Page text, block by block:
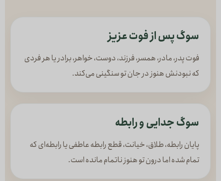
سوگ پس از فوت عزیز
فوت پدر، مادر، همسر، فرزند، دوست، خواهر، برادر یا هر فردی
که نبودنش هنوز در جان تو سنگینی می‌کند.
سوگ جدایی و رابطه
پایان رابطه، طلاق، خیانت، قطع رابطه عاطفی یا رابطه‌ای که
تمام شده اما درون تو هنوز ناتمام مانده است.